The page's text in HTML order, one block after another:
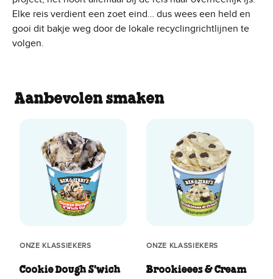
Elke reis verdient een zoet eind… dus wees een held en
gooi dit bakje weg door de lokale recyclingrichtlijnen te
volgen.
Aanbevolen smaken
ONZE KLASSIEKERS
Cookie Dough S'wich
ONZE KLASSIEKERS
Brookieees & Cream